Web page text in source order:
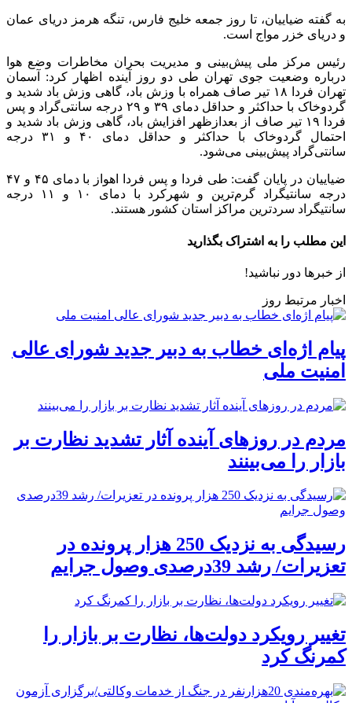
به گفته ضیاییان، تا روز جمعه خلیج فارس، تنگه هرمز دریای عمان
و دریای خزر مواج است.
رئیس مرکز ملی پیش‌بینی و مدیریت بحران مخاطرات وضع هوا
درباره وضعیت جوی تهران طی دو روز آینده اظهار کرد: آسمان
تهران فردا ۱۸ تیر صاف همراه با وزش باد، گاهی وزش باد شدید و
گردوخاک با حداکثر و حداقل دمای ۳۹ و ۲۹ درجه سانتی‌گراد و پس
فردا ۱۹ تیر صاف از بعدازظهر افزایش باد، گاهی وزش باد شدید و
احتمال گردوخاک با حداکثر و حداقل دمای ۴۰ و ۳۱ درجه
سانتی‌گراد پیش‌بینی می‌شود.
ضیاییان در پایان گفت: طی فردا و پس فردا اهواز با دمای ۴۵ و ۴۷
درجه سانتیگراد گرم‌ترین و شهرکرد با دمای ۱۰ و ۱۱ درجه
سانتیگراد سردترین مراکز استان‌ کشور هستند.
این مطلب را به اشتراک بگذارید
از خبرها دور نباشید!
اخبار مرتبط روز
پیام اژه‌ای خطاب به دبیر جدید شورای عالی
امنیت ملی
مردم در روزهای آینده آثار تشدید نظارت بر
بازار را می‌بینند
رسیدگی به نزدیک 250 هزار پرونده در
تعزیرات/ رشد 39درصدی وصول جرایم
تغییر رویکرد دولت‌ها، نظارت بر بازار را
کمرنگ کرد